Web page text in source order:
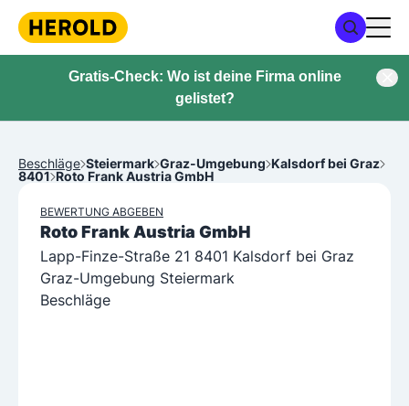
Gratis-Check: Wo ist deine Firma online
gelistet?
Beschläge Steiermark Graz-Umgebung Kalsdorf bei Graz
8401 Roto Frank Austria GmbH
BEWERTUNG ABGEBEN
Roto Frank Austria GmbH
Lapp-Finze-Straße 21 8401 Kalsdorf bei Graz
Graz-Umgebung Steiermark
Beschläge